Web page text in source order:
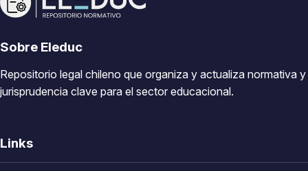
Sobre Eleduc
Repositorio legal chileno que organiza y actualiza normativa y
jurisprudencia clave para el sector educacional.
Links